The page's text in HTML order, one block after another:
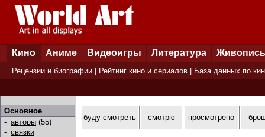
Кино Аниме Видеоигры Литература Живопись
Рецензии и биографии Рейтинг кино и сериалов База данных по
Основное
- авторы (55)
- связки
буду смотреть смотрю просмотрено